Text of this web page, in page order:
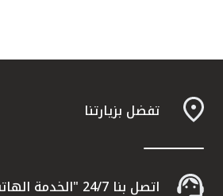
تفضل بزيارتنا
اتصل بنا 24/7 "الخدمة الهاتفية" 1803333